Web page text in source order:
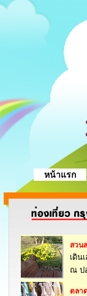
หน้าแรก
สวน
เดิน
ณ ป
ตลา